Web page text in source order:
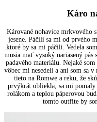
Káro
Kárované nohavice mrkvového
jesene. Páčili sa mi od prvého
ktoré by sa mi páčili. Vedela
musia mať vysoký nariasený
padavého materiálu. Nejaké
vôbec mi nesedeli a ani som sa
tieto na Romwe a reku, že
prvýkrát obliekla, sa mi
rolákom a teplou páperovou
tomto outfite by